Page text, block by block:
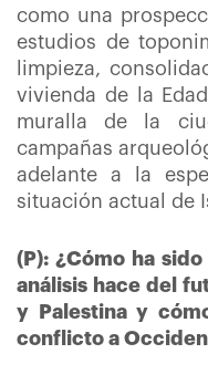
como una
estudios de
limpieza,
vivienda de la
muralla de la
campañas
adelante a la
situación actual de
(P): ¿Cómo ha
análisis hace del
y Palestina y
conflicto a